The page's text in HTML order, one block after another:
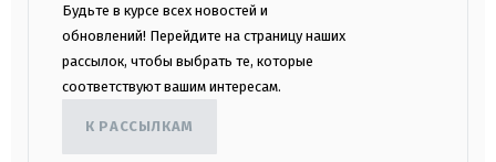
Будьте в курсе всех новостей и
обновлений! Перейдите на страницу наших
рассылок, чтобы выбрать те, которые
соответствуют вашим интересам.
К РАССЫЛКАМ